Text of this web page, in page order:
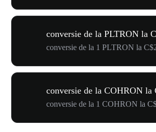
conversie de la PLTRON la
conversie de la 1 PLTRON la
conversie de la COHRON la
conversie de la 1 COHRON la